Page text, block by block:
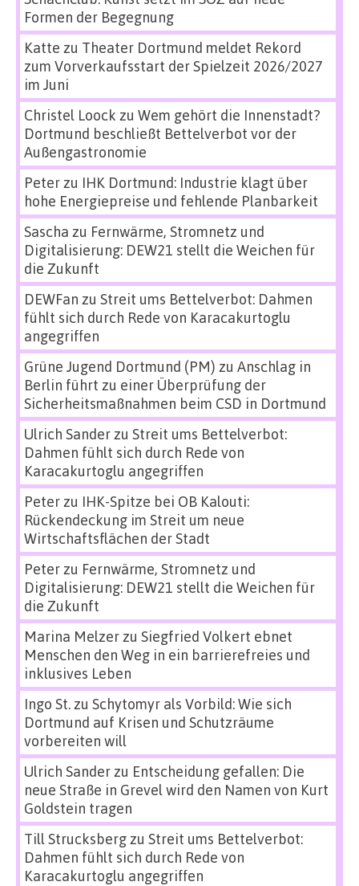
Formen der Begegnung
Katte zu Theater Dortmund meldet Rekord
zum Vorverkaufsstart der Spielzeit 2026/2027
im Juni
Christel Loock zu Wem gehört die Innenstadt?
Dortmund beschließt Bettelverbot vor der
Außengastronomie
Peterzu IHK Dortmund: Industrie klagt über
hohe Energiepreise und fehlende Planbarkeit
Sascha zu Fernwärme, Stromnetz und
Digitalisierung: DEW21 stellt die Weichen für
die Zukunft
DEWFan zu Streit ums Bettelverbot: Dahmen
fühlt sich durch Rede von Karacakurtoglu
angegriffen
Grüne Jugend Dortmund (PM) zu Anschlag in
Berlin führt zu einer Überprüfung der
Sicherheitsmaßnahmen beim CSD in Dortmund
Ulrich Sanderzu Streit ums Bettelverbot:
Dahmen fühlt sich durch Rede von
Karacakurtoglu angegriffen
Peterzu IHK-Spitze bei OB Kalouti:
Rückendeckung im Streit um neue
Wirtschaftsflächen der Stadt
Peterzu Fernwärme, Stromnetz und
Digitalisierung: DEW21 stellt die Weichen für
die Zukunft
Marina Melzerzu Siegfried Volkert ebnet
Menschen den Weg in ein barrierefreies und
inklusives Leben
Ingo St.zu Schytomyr als Vorbild: Wie sich
Dortmund auf Krisen und Schutzräume
vorbereiten will
Ulrich Sanderzu Entscheidung gefallen: Die
neue Straße in Grevel wird den Namen von Kurt
Goldstein tragen
Till Strucksbergzu Streit ums Bettelverbot:
Dahmen fühlt sich durch Rede von
Karacakurtoglu angegriffen